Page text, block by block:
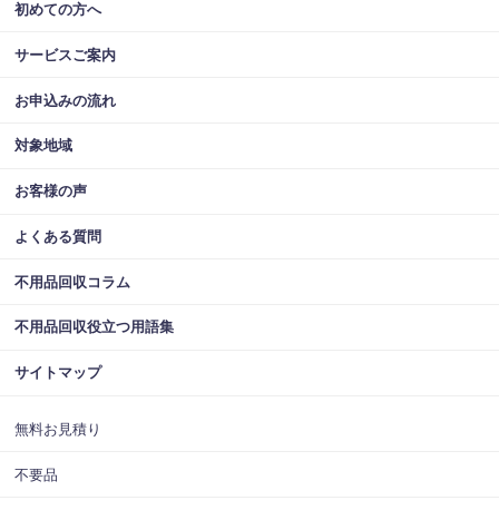
初めての方へ
サービスご案内
お申込みの流れ
対象地域
お客様の声
よくある質問
不用品回収コラム
不用品回収役立つ用語集
サイトマップ
無料お見積り
不要品